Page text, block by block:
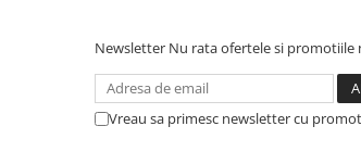
Mese cafea si decorative
Newsletter Nu rata ofertele si promotiile
Vreau sa primesc newsletter cu